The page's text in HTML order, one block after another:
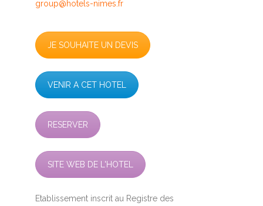
group@hotels-nimes.fr
JE SOUHAITE UN DEVIS
VENIR A CET HOTEL
RESERVER
SITE WEB DE L'HOTEL
Etablissement inscrit au Registre des